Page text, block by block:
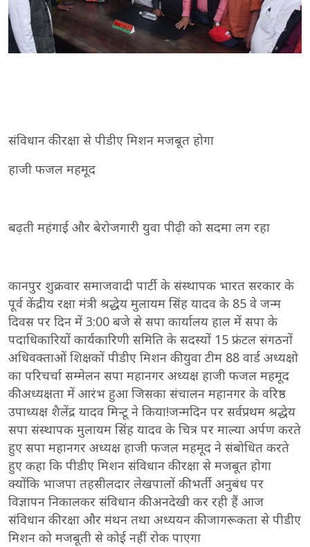
संविधान की रक्षा से पीडीए मिशन मजबूत होगा
हाजी फजल महमूद
बढ़ती महंगाई और बेरोजगारी युवा पीढ़ी को सदमा लग रहा
कानपुर शुक्रवार समाजवादी पार्टी के संस्थापक भारत सरकार के
पूर्व केंद्रीय रक्षा मंत्री श्रद्धेय मुलायम सिंह यादव के 85 वे जन्म
दिवस पर दिन में 3:00 बजे से सपा कार्यालय हाल में सपा के
पदाधिकारियों कार्यकारिणी समिति के सदस्यों 15 फ्रंटल संगठनों
अधिवक्ताओं शिक्षकों पीडीए मिशन की युवा टीम 88 वार्ड अध्यक्षो
का परिचर्चा सम्मेलन सपा महानगर अध्यक्ष हाजी फजल महमूद
की अध्यक्षता में आरंभ हुआ जिसका संचालन महानगर के वरिष्ठ
उपाध्यक्ष शैलेंद्र यादव मिन्टू ने किया!जन्मदिन पर सर्वप्रथम श्रद्धेय
सपा संस्थापक मुलायम सिंह यादव के चित्र पर माल्या अर्पण करते
हुए सपा महानगर अध्यक्ष हाजी फजल महमूद ने संबोधित करते
हुए कहा कि पीडीए मिशन संविधान की रक्षा से मजबूत होगा
क्योंकि भाजपा तहसीलदार लेखपालों की भर्ती अनुबंध पर
विज्ञापन निकालकर संविधान की अनदेखी कर रही हैं आज
संविधान की रक्षा और मंथन तथा अध्ययन की जागरूकता से पीडीए
मिशन को मजबूती से कोई नहीं रोक पाएगा